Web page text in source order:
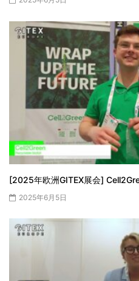
[2025年欧洲GITEX展会]
2025年6月5日